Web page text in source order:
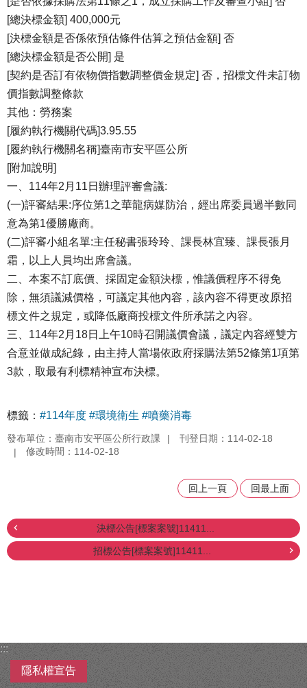
[總決標金額] 400,000元
[決標金額是否係依預估條件估算之預估金額] 否
[總決標金額是否公開] 是
[契約是否訂有依物價指數調整價金規定] 否，招標文件未訂物
價指數調整條款
其他：勞務案
[履約執行機關代碼]3.95.55
[履約執行機關名稱]臺南市安平區公所
[附加說明]
一、114年2月11日辦理評審會議:
(一)評審結果:序位第1之華龍病媒防治，經出席委員過半數同
意為第1優勝廠商。
(二)評審小組名單:主任秘書張玲玲、課長林宜臻、課長張月
霜，以上人員均出席會議。
二、本案不訂底價、採固定金額決標，惟議價程序不得免
除，無須議減價格，可議定其他內容，該內容不得更改原招
標文件之規定，或降低廠商投標文件所承諾之內容。
三、114年2月18日上午10時召開議價會議，議定內容經雙方
合意並做成紀錄，由主持人當場依政府採購法第52條第1項第
3款，取最有利標精神宣布決標。
標籤： #114年度 #環境衛生 #噴藥消毒
發布單位：臺南市安平區公所行政課
刊登日期：114-02-18
修改時間：114-02-18
回上一頁 回最上面
決標公告[標案案號]11411...
招標公告[標案案號]11411...
:::
隱私權宣告